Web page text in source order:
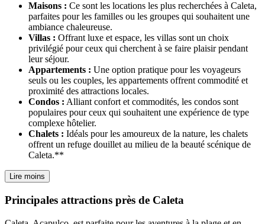
Maisons : Ce sont les locations les plus recherchées à Caleta,
parfaites pour les familles ou les groupes qui souhaitent une
ambiance chaleureuse.
Villas : Offrant luxe et espace, les villas sont un choix
privilégié pour ceux qui cherchent à se faire plaisir pendant
leur séjour.
Appartements : Une option pratique pour les voyageurs
seuls ou les couples, les appartements offrent commodité et
proximité des attractions locales.
Condos : Alliant confort et commodités, les condos sont
populaires pour ceux qui souhaitent une expérience de type
complexe hôtelier.
Chalets : Idéals pour les amoureux de la nature, les chalets
offrent un refuge douillet au milieu de la beauté scénique de
Caleta.**
Lire moins
Principales attractions près de Caleta